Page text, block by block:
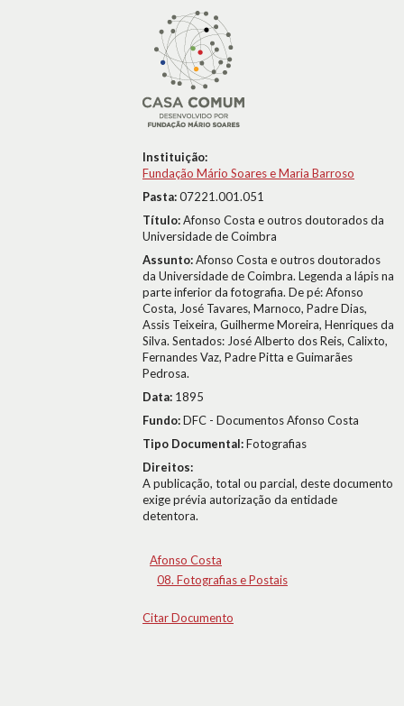
Instituição:
Fundação Mário Soares e Maria Barroso
Pasta:07221.001.051
Título:Afonso Costa e outros doutorados da
Universidade de Coimbra
Assunto:Afonso Costa e outros doutorados
da Universidade de Coimbra. Legenda a lápis na
parte inferior da fotografia. De pé: Afonso
Costa, José Tavares, Marnoco, Padre Dias,
Assis Teixeira, Guilherme Moreira, Henriques da
Silva. Sentados: José Alberto dos Reis, Calixto,
Fernandes Vaz, Padre Pitta e Guimarães
Pedrosa.
Data: 1895
Fundo:DFC - Documentos Afonso Costa
Tipo Documental:Fotografias
Direitos:
A publicação, total ou parcial, deste documento
exige prévia autorização da entidade
detentora.
Afonso Costa
08. Fotografias e Postais
Citar Documento